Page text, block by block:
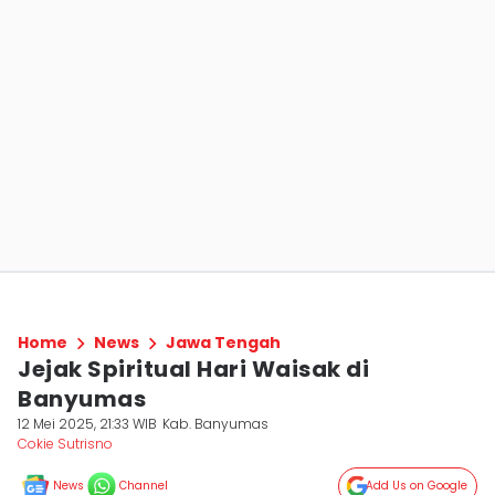
Home News Jawa Tengah
Jejak Spiritual Hari Waisak di
Banyumas
12 Mei 2025, 21:33 WIB Kab. Banyumas
Cokie Sutrisno
News Channel Add Us on Google